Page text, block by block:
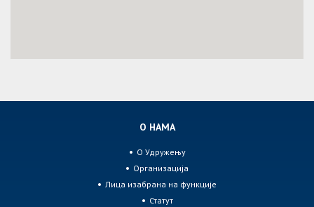
О НАМА
О Удружењу
Организација
Лица изабрана на функције
Статут